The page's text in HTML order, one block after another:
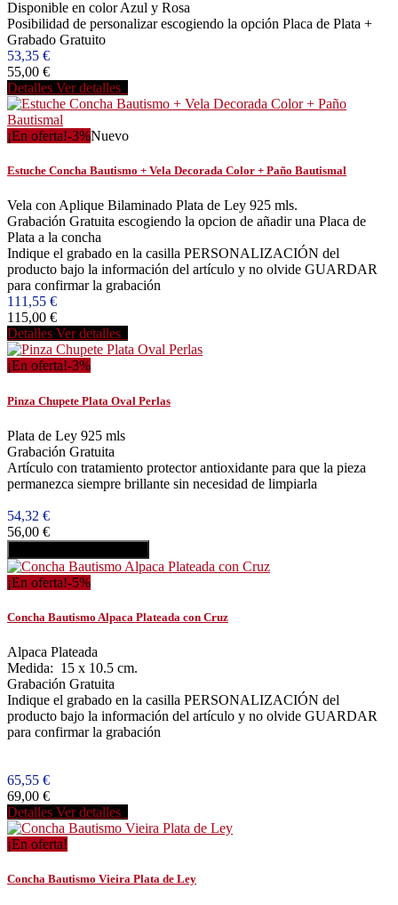
Disponible en color Azul y Rosa
Posibilidad de personalizar escogiendo la opción Placa de Plata +
Grabado Gratuito
53,35 €
55,00 €
Detalles Ver detalles
¡En oferta!-3%Nuevo
Estuche Concha Bautismo + Vela Decorada Color + Paño Bautismal
Vela con Aplique Bilaminado Plata de Ley 925 mls.
Grabación Gratuita escogiendo la opcion de añadir una Placa de
Plata a la concha
Indique el grabado en la casilla PERSONALIZACIÓN del
producto bajo la información del artículo y no olvide GUARDAR
para confirmar la grabación
111,55 €
115,00 €
Detalles Ver detalles
¡En oferta!-3%
Pinza Chupete Plata Oval Perlas
Plata de Ley 925 mls
Grabación Gratuita
Artículo con tratamiento protector antioxidante para que la pieza
permanezca siempre brillante sin necesidad de limpiarla
54,32 €
56,00 €
¡En oferta!-5%
Concha Bautismo Alpaca Plateada con Cruz
Alpaca Plateada
Medida: 15 x 10.5 cm.
Grabación Gratuita
Indique el grabado en la casilla PERSONALIZACIÓN del
producto bajo la información del artículo y no olvide GUARDAR
para confirmar la grabación
65,55 €
69,00 €
Detalles Ver detalles
¡En oferta!
Concha Bautismo Vieira Plata de Ley